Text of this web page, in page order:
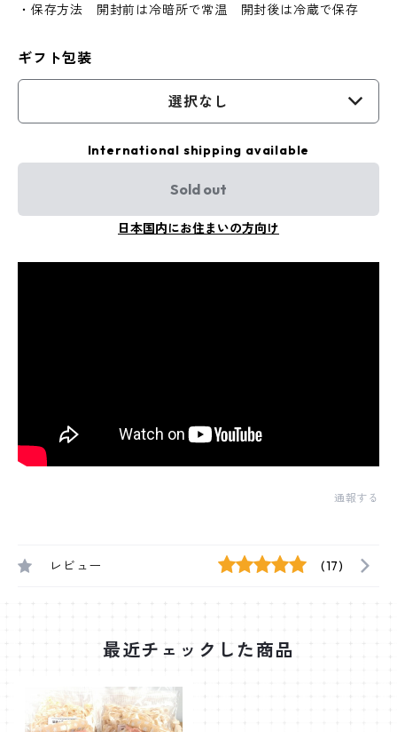
・保存方法 開封前は冷暗所で常温 開封後は冷蔵で保存
ギフト包装
選択なし
International shipping available
Sold out
日本国内にお住まいの方向け
通報する
レビュー (17)
最近チェックした商品